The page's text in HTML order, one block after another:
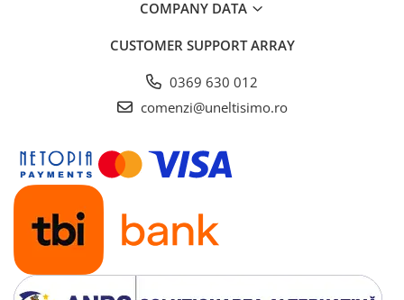
COMPANY DATA
CUSTOMER SUPPORTARRAY
0369 630 012
comenzi@uneltisimo.ro